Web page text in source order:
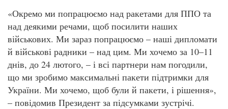
«Окремо ми попрацюємо над ракетами для ППО та
над деякими речами, щоб посилити наших
військових. Ми зараз попрацюємо – наші дипломати
й військові радники – над цим. Ми хочемо за 10–11
днів, до 24 лютого, – і всі партнери нам погодили,
що ми зробимо максимальні пакети підтримки для
України. Ми хочемо, щоб були й пакети, і рішення»,
– повідомив Президент за підсумками зустрічі.